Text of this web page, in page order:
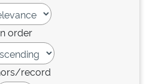
order
record